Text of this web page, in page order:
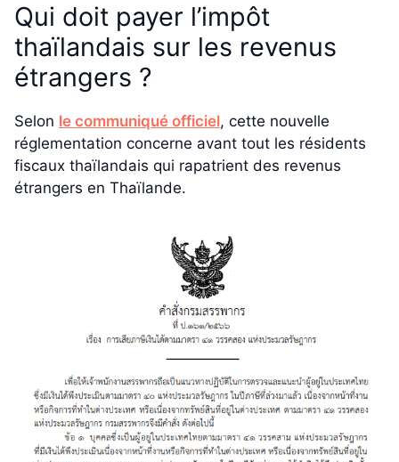
Qui doit payer l’impôt
thaïlandais sur les revenus
étrangers ?
Selon le communiqué officiel, cette nouvelle
réglementation concerne avant tout les résidents
fiscaux thaïlandais qui rapatrient des revenus
étrangers en Thaïlande.